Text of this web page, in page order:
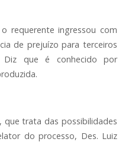
requerente ingressou com
de prejuízo para terceiros
que é conhecido por
que trata das possibilidades
do processo, Des. Luiz